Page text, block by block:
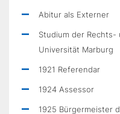
Abitur als Externer
Studium der
Universität Marburg
1921 Referendar
1924 Assessor
1925 Bürgermeister